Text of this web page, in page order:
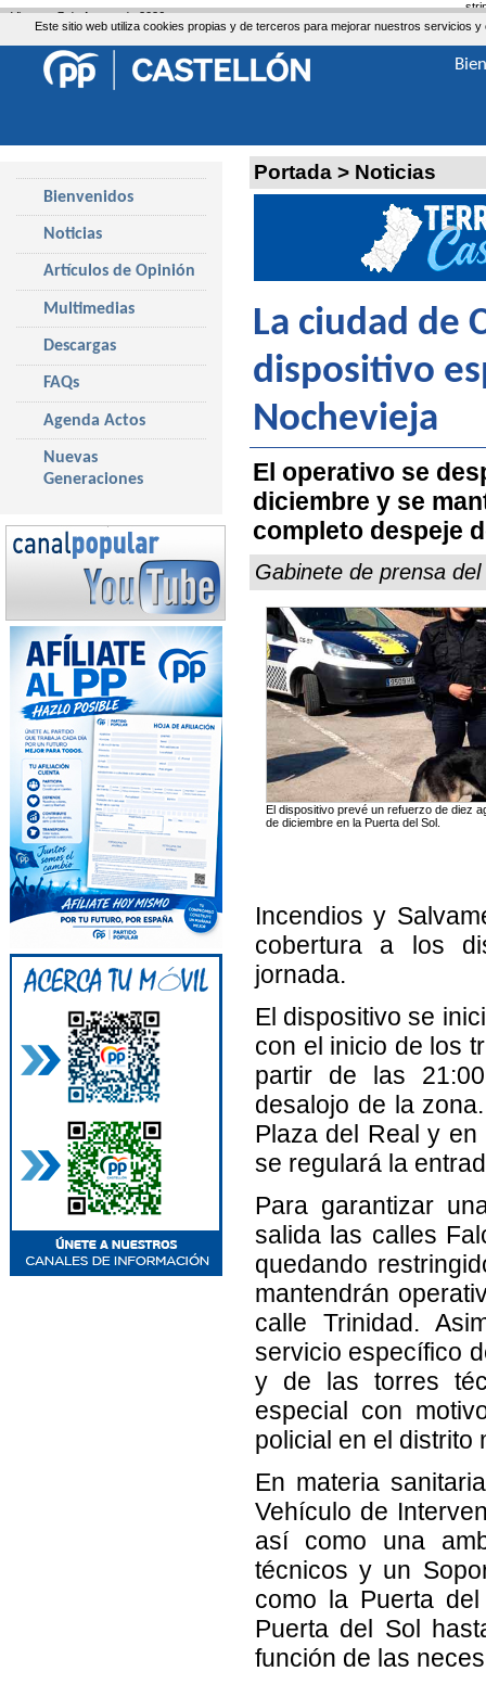
Este sitio web utiliza cookies propias y de terceros para mejorar nuestros servicios
Portada > Noticias
La ciudad de
dispositivo
Nochevieja
El operativo se
diciembre y se
completo despeje
Gabinete de prensa
El dispositivo prevé un refuerzo de diez
de diciembre en la Puerta del Sol.
Incendios y
cobertura a los
jornada.
El dispositivo se
con el inicio de los
partir de las
desalojo de la
Plaza del Real y
se regulará la
Para garantizar
salida las calles
quedando
mantendrán
calle Trinidad.
servicio específico
y de las torres
especial con
policial en el distrito
En materia
Vehículo de
así como una
técnicos y un
como la Puerta
Puerta del Sol
función de las
Bienvenidos
Noticias
Artículos de Opinión
Multimedias
Descargas
FAQs
Agenda Actos
Nuevas
Generaciones
Viernes, 7 de Agosto de 2026